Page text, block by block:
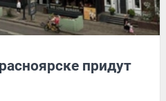
придут